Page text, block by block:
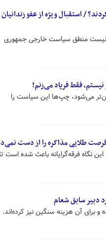
/ استقبال ویژه از عفو زندانیان
حاضر نیست منطق سیاست خارجی جمهوری
فقط فریاد می‌زنم!
می‌شود، چپ‌ها این سیاست را
فرصت طلایی مذاکره را از دست
نگاه فرقه‌گرایانه باعث شده است تا
دبیر سابق شعام
آن هزینه سنگین نیز کرده‌اند.